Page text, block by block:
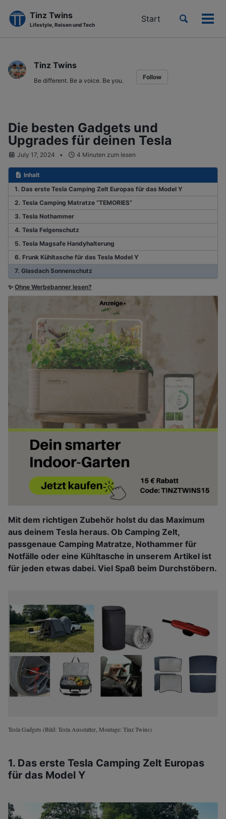
primary
navigation
content
footer
Tinz Twins
Lifestyle, Reisen und Tech
Start
Toggle
Tinz Twins
Be different. Be a voice. Be you. Follow
Die besten Gadgets und
Upgrades für deinen Tesla
July 17, 2024 4 Minuten zum lesen
Inhalt
1. Das erste Tesla Camping Zelt Europas für das Model Y
2. Tesla Camping Matratze “TEMORIES”
3. Tesla Nothammer
4. Tesla Felgenschutz
5. Tesla Magsafe Handyhalterung
6. Frunk Kühltasche für das Tesla Model Y
7. Glasdach Sonnenschutz
✨ Ohne Werbebanner lesen?
Mit dem richtigen Zubehör holst du das Maximum
aus deinem Tesla heraus. Ob Camping Zelt,
passgenaue Camping Matratze, Nothammer für
Notfälle oder eine Kühltasche in unserem Artikel ist
für jeden etwas dabei. Viel Spaß beim Durchstöbern.
Tesla Gadgets (Bild: Tesla Ausstatter, Montage: Tinz Twins)
1. Das erste Tesla Camping Zelt Europas
für das Model Y